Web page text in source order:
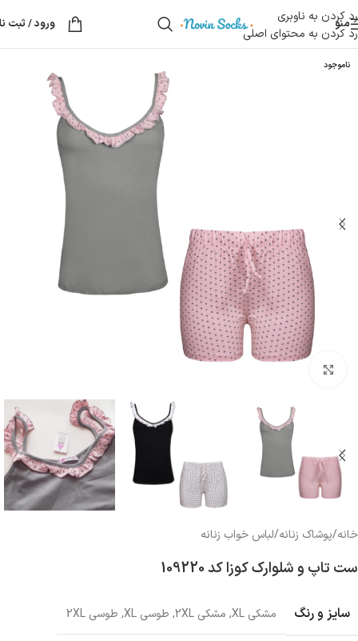
رد کردن به ناوبری
رد کردن به محتوای اصلی
منو ورود / ثبت
ناموجود
خانه/پوشاک زنانه/لباس خواب زنانه
ست تاپ و شلوارک کوزا کد 109220
سایز و رنگ مشکی XL , مشکی 2XL , طوسی XL , طوسی 2XL